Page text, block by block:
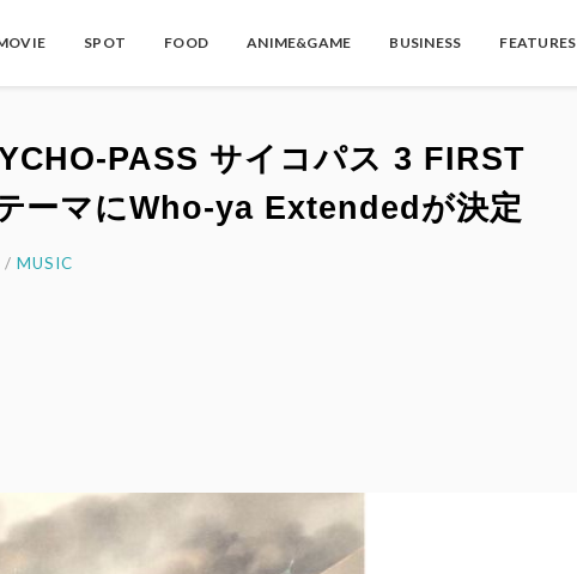
SPOT FOOD ANIME&GAME BUSINESS FEATURES
PASS サイコパス 3 FIRST
ーマにWho-ya Extendedが決定
/ MUSIC